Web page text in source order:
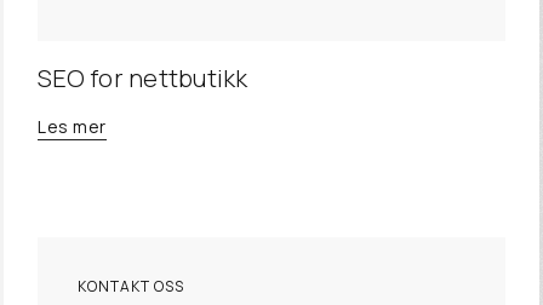
SEO for nettbutikk
Les mer
KONTAKT OSS